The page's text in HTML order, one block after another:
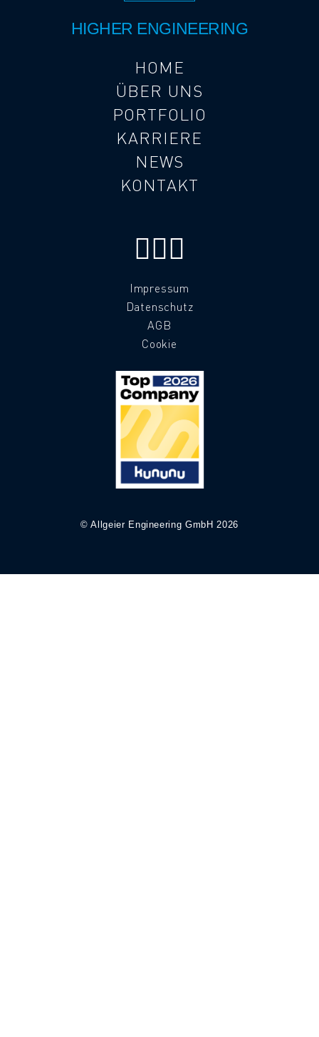
HIGHER ENGINEERING
HOME
ÜBER UNS
PORTFOLIO
KARRIERE
NEWS
KONTAKT
Impressum
Datenschutz
AGB
Cookie
© Allgeier Engineering GmbH 2026